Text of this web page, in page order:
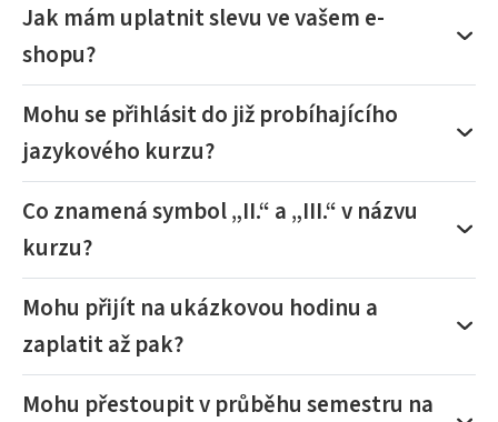
Jak mám uplatnit slevu ve vašem e-
shopu?
Mohu se přihlásit do již probíhajícího
jazykového kurzu?
Co znamená symbol „II.“ a „III.“ v názvu
kurzu?
Mohu přijít na ukázkovou hodinu a
zaplatit až pak?
Mohu přestoupit v průběhu semestru na